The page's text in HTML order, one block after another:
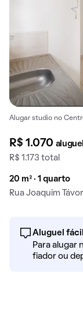
Alugar studio no
R$ 1.070 aluguel
R$ 1.173 total
20 m² · 1 quarto
Rua Joaquim
Aluguel
Para alugar
fiador ou